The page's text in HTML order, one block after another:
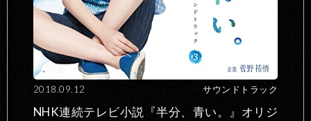
2018.09.12 サウンドトラック
NHK連続テレビ小説『半分、青い。』オリジ